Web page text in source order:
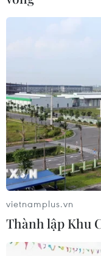
vietnamplus.vn
Thành lập Khu